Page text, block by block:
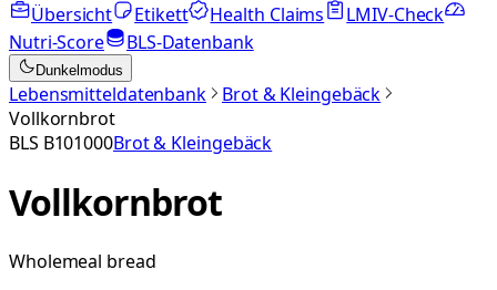
Übersicht
Etikett Health Claims
LMIV-Check
Nutri-Score
BLS-Datenbank
Dunkelmodus
Lebensmitteldatenbank
Brot & Kleingebäck
Vollkornbrot
BLS B101000Brot & Kleingebäck
Vollkornbrot
Wholemeal bread